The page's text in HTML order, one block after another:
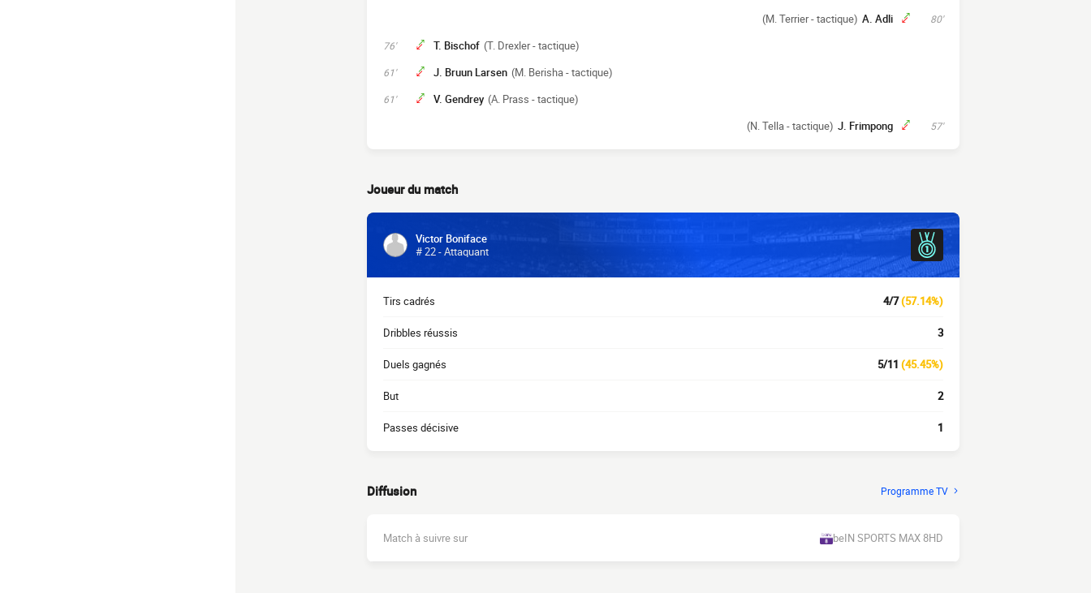
80'
A. Adli
(M. Terrier - tactique)
76' T. Bischof (T. Drexler - tactique)
61' J. Bruun Larsen (M. Berisha - tactique)
61' V. Gendrey (A. Prass - tactique)
57'
J. Frimpong
(N. Tella - tactique)
Joueur du match
Victor Boniface
# 22 - Attaquant
Tirs cadrés 4/7(57.14%)
Dribbles réussis 3
Duels gagnés 5/11 (45.45%)
But 2
Passes décisive 1
Diffusion Programme TV
Match à suivre sur beIN SPORTS MAX 8HD